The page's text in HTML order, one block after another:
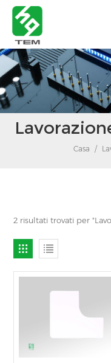
Casa /
2 risultati trovati per